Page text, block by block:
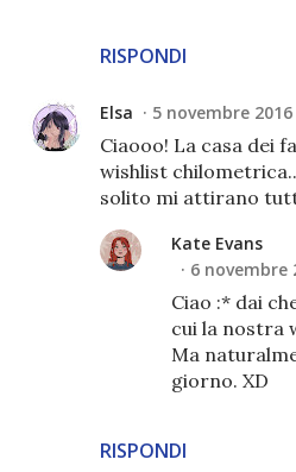
RISPONDI
Elsa 5 novembre
Ciaooo! La casa dei
wishlist
solito mi attirano
RISPONDI
Kate Evans
6 novembre
Ciao :* dai
cui la nostra
Ma
giorno. XD